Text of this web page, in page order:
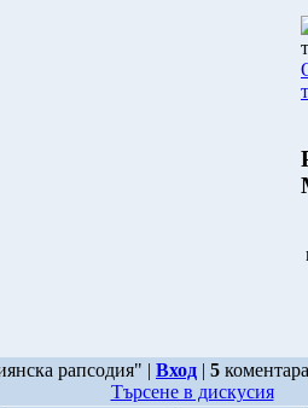
рапсодия" | Вход | 5
Търсене в дискусия